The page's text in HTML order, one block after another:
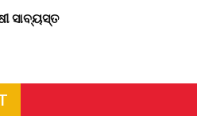
ସାବ୍ୟସ୍ତ